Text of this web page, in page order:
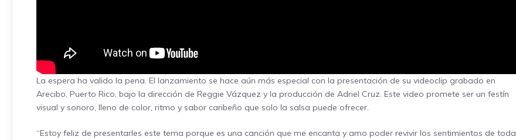
La espera ha valido la pena. El lanzamiento se hace aún más especial con la presentación de su videoclip grabado en
Arecibo, Puerto Rico, bajo la dirección de Reggie Vázquez y la producción de Adriel Cruz. Este video promete ser un festín
visual y sonoro, lleno de color, ritmo y sabor caribeño que solo la salsa puede ofrecer.
“Estoy feliz de presentarles este tema porque es una canción que me encanta y amo poder revivir los sentimientos de toda